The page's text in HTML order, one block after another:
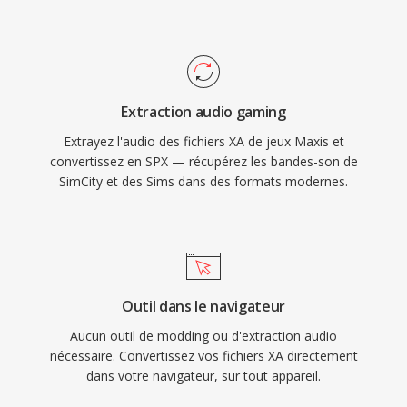
format fréquemment rencontre lors de
l&#039;extraction dès actifs dès titres
classiques de Maxis.
du gain, dès fonctionnalités que les codecs
concurrents deleguent généralement à dès
bibliothèques externes. Bien que ses créateurs
recommandent officiellement Opus comme
successeur depuis 2012, Speex reste deploye
dans les systèmes VoIP anciens, les
Extraction audio gaming
Extrayez l'audio des fichiers XA de jeux Maxis et
convertissez en SPX — récupérez les bandes-son de
SimCity et des Sims dans des formats modernes.
Outil dans le navigateur
Aucun outil de modding ou d'extraction audio
nécessaire. Convertissez vos fichiers XA directement
dans votre navigateur, sur tout appareil.